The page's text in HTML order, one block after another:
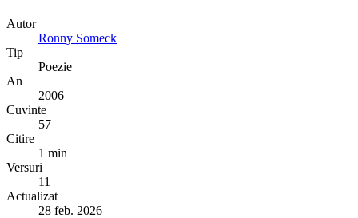
Autor
Ronny Someck
Tip
Poezie
An
2006
Cuvinte
57
Citire
1 min
Versuri
11
Actualizat
28 feb. 2026